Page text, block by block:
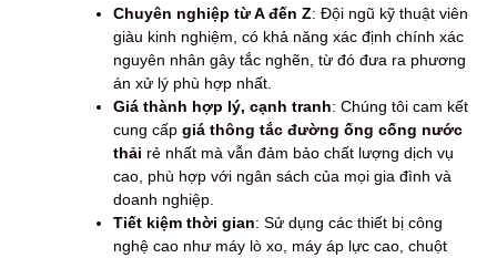
Chuyên nghiệp từ A đến Z: Đội ngũ kỹ thuật viên
giàu kinh nghiệm, có khả năng xác định chính xác
nguyên nhân gây tắc nghẽn, từ đó đưa ra phương
án xử lý phù hợp nhất.
Giá thành hợp lý, cạnh tranh: Chúng tôi cam kết
cung cấp giá thông tắc đường ống cống nước
thải rẻ nhất mà vẫn đảm bảo chất lượng dịch vụ
cao, phù hợp với ngân sách của mọi gia đình và
doanh nghiệp.
Tiết kiệm thời gian: Sử dụng các thiết bị công
nghệ cao như máy lò xo, máy áp lực cao, chuột